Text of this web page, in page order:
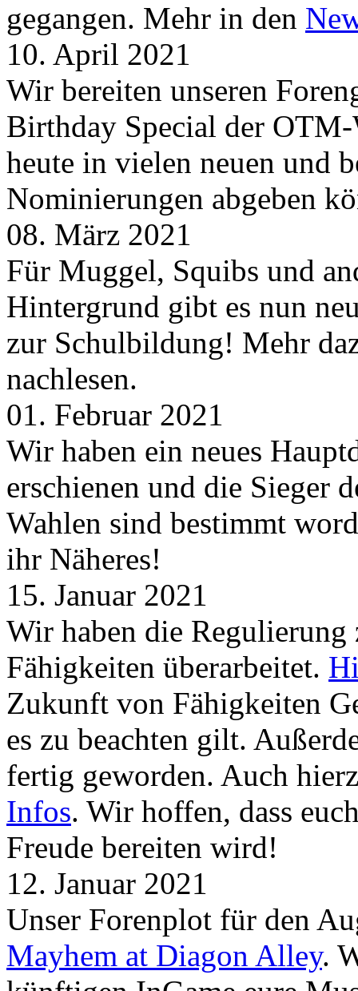
gegangen. Mehr in den
10. April 2021
Wir bereiten unseren
Birthday Special der
heute in vielen neuen und
Nominierungen abgeben
08. März 2021
Für Muggel, Squibs und
Hintergrund gibt es nun
zur Schulbildung! Mehr
nachlesen.
01. Februar 2021
Wir haben ein neues
erschienen und die Sieger
Wahlen sind bestimmt
ihr Näheres!
15. Januar 2021
Wir haben die
Fähigkeiten überarbeitet.
Zukunft von Fähigkeiten
es zu beachten gilt.
fertig geworden. Auch
Infos. Wir hoffen, dass
Freude bereiten wird!
12. Januar 2021
Unser Forenplot für den
Mayhem at Diagon Alley.